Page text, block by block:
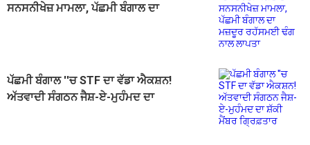
ਸਨਸਨੀਖੇਜ਼ ਮਾਮਲਾ, ਪੱਛਮੀ ਬੰਗਾਲ ਦਾ
ਪੱਛਮੀ ਬੰਗਾਲ ''ਚ STF ਦਾ ਵੱਡਾ ਐਕਸ਼ਨ!
ਅੱਤਵਾਦੀ ਸੰਗਠਨ ਜੈਸ਼-ਏ-ਮੁਹੰਮਦ ਦਾ